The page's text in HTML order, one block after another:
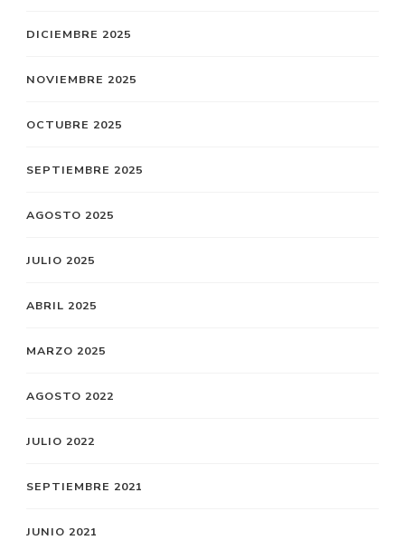
DICIEMBRE 2025
NOVIEMBRE 2025
OCTUBRE 2025
SEPTIEMBRE 2025
AGOSTO 2025
JULIO 2025
ABRIL 2025
MARZO 2025
AGOSTO 2022
JULIO 2022
SEPTIEMBRE 2021
JUNIO 2021